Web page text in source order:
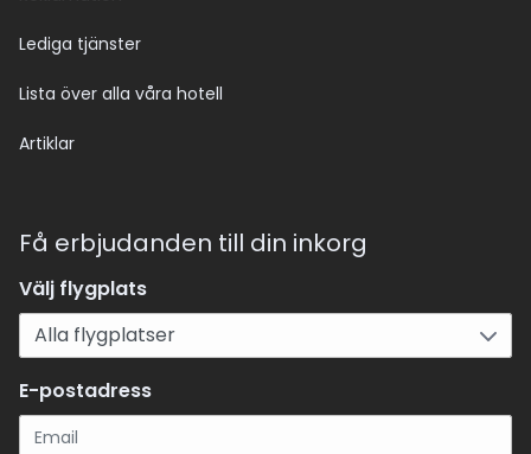
Lediga tjänster
Lista över alla våra hotell
Artiklar
Få erbjudanden till din inkorg
Välj flygplats
E-postadress